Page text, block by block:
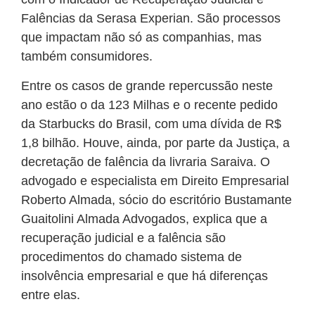
Falências da Serasa Experian. São processos
que impactam não só as companhias, mas
também consumidores.
Entre os casos de grande repercussão neste
ano estão o da 123 Milhas e o recente pedido
da Starbucks do Brasil, com uma dívida de R$
1,8 bilhão. Houve, ainda, por parte da Justiça, a
decretação de falência da livraria Saraiva. O
advogado e especialista em Direito Empresarial
Roberto Almada, sócio do escritório Bustamante
Guaitolini Almada Advogados, explica que a
recuperação judicial e a falência são
procedimentos do chamado sistema de
insolvência empresarial e que há diferenças
entre elas.